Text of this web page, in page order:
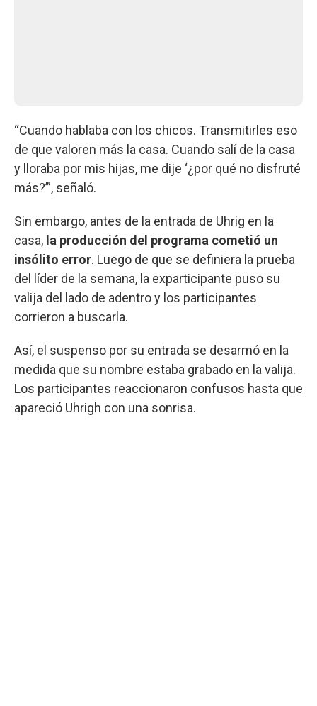
“Cuando hablaba con los chicos. Transmitirles eso
de que valoren más la casa. Cuando salí de la casa
y lloraba por mis hijas, me dije ‘¿por qué no disfruté
más?’”, señaló.
Sin embargo, antes de la entrada de Uhrig en la
casa, la producción del programa cometió un
insólito error. Luego de que se definiera la prueba
del líder de la semana, la exparticipante puso su
valija del lado de adentro y los participantes
corrieron a buscarla.
Así, el suspenso por su entrada se desarmó en la
medida que su nombre estaba grabado en la valija.
Los participantes reaccionaron confusos hasta que
apareció Uhrigh con una sonrisa.